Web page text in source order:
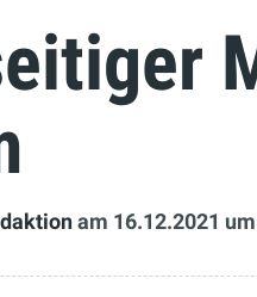
am 16.12.2021